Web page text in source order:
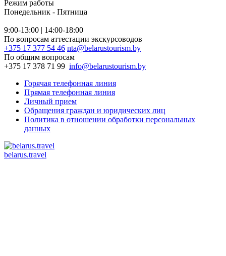
Режим работы
Понедельник - Пятница
9:00-13:00 | 14:00-18:00
По вопросам аттестации экскурсоводов
+375 17 377 54 46 nta@belarustourism.by
По общим вопросам
+375 17 378 71 99 info@belarustourism.by
Горячая телефонная линия
Прямая телефонная линия
Личный прием
Обращения граждан и юридических лиц
Политика в отношении обработки персональных
данных
belarus.travel